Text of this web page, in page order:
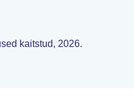
kaitstud, 2026.